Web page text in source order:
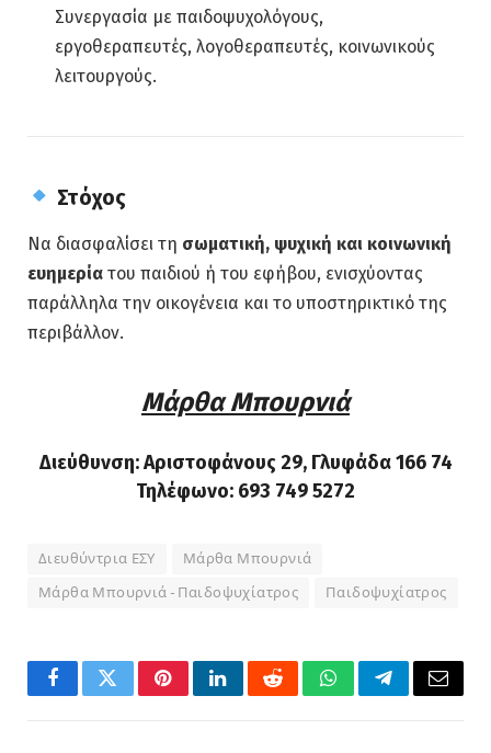
Συνεργασία με παιδοψυχολόγους,
εργοθεραπευτές, λογοθεραπευτές, κοινωνικούς
λειτουργούς.
Στόχος
Να διασφαλίσει τη σωματική, ψυχική και κοινωνική
ευημερία του παιδιού ή του εφήβου, ενισχύοντας
παράλληλα την οικογένεια και το υποστηρικτικό της
περιβάλλον.
Μάρθα Μπουρνιά
Διεύθυνση: Αριστοφάνους 29, Γλυφάδα 166 74
Τηλέφωνο: 693 749 5272
Διευθύντρια ΕΣΥ Μάρθα Μπουρνιά
Μάρθα Μπουρνιά - Παιδοψυχίατρος Παιδοψυχίατρος
FacebookTwitterPinterestLinkedInRedditWhatsAppTelegramEmail